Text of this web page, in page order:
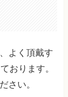
よく頂戴す
おります。
さい。